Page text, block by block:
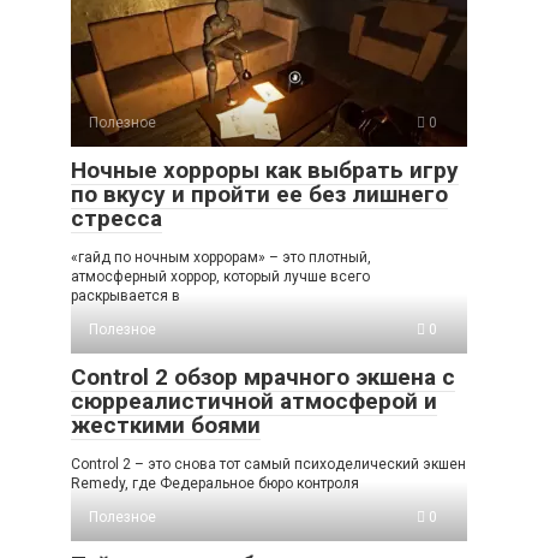
Полезное 0
Ночные хорроры как выбрать игру
по вкусу и пройти ее без лишнего
стресса
«гайд по ночным хоррорам» – это плотный,
атмосферный хоррор, который лучше всего
раскрывается в
Полезное
0
Control 2 обзор мрачного экшена с
сюрреалистичной атмосферой и
жесткими боями
Control 2 – это снова тот самый психоделический экшен
Remedy, где Федеральное бюро контроля
Полезное
0